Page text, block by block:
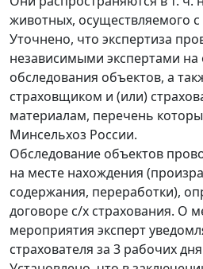
животных, осуществляемого
Уточнено, что экспертиза
независимыми экспертами на
обследования объектов, а
страховщиком и (или)
материалам, перечень
Минсельхоз России.
Обследование объектов
на месте нахождения
содержания, переработки),
договоре с/х страхования. О
мероприятия эксперт
страхователя за 3 рабочих